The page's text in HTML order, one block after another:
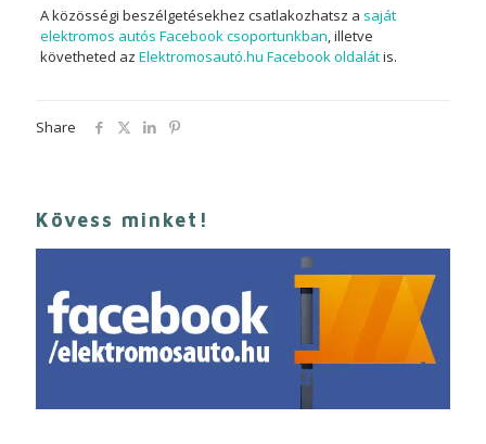
A közösségi beszélgetésekhez csatlakozhatsz a saját
elektromos autós Facebook csoportunkban, illetve
követheted az Elektromosautó.hu Facebook oldalátis.
Share
Kövess minket!